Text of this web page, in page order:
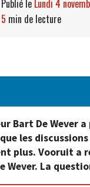
publié le lundi 4
5 min de lecture
Bart De Wever
les discussions
plus. Vooruit a
Wever. La